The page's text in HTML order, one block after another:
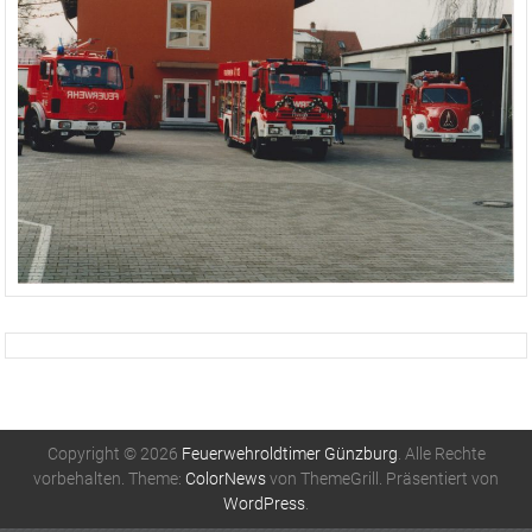
Copyright © 2026 Feuerwehroldtimer Günzburg . Alle Rechte
vorbehalten. Theme: ColorNewsvon ThemeGrill. Präsentiert von
WordPress